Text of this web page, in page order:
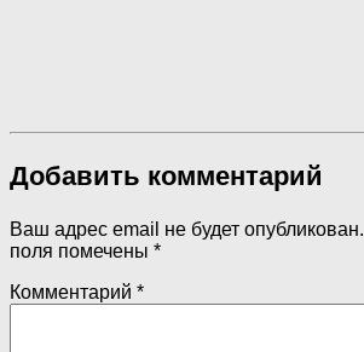
Добавить комментарий
Ваш адрес email не будет опубликован.
поля помечены *
Комментарий *